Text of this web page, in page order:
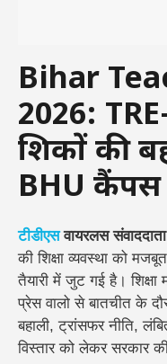
Bihar
2026:
शिक्षकों की
BHU कैंपस
टीडीएसवायरलस
की शिक्षा व्यवस्था को
तैयारी में जुट गई है। शिक्षा
प्रेस वालो से बातचीत के
बहाली, ट्रांसफर नीति,
विस्तार को लेकर सरकार